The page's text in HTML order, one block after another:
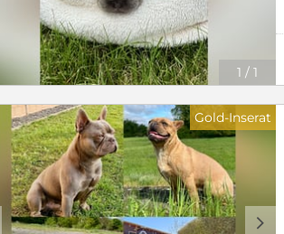
1 /1
d
Gold-Inserat